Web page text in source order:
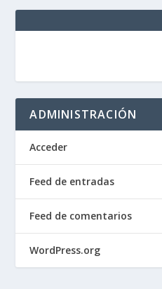
ADMINISTRACIÓN
Acceder
Feed de entradas
Feed de comentarios
WordPress.org